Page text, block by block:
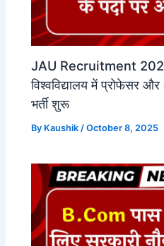
JAU Recruitment
विश्वविद्यालय में प्रोफेसर
भर्ती शुरू
By Kaushik /October 8, 2025